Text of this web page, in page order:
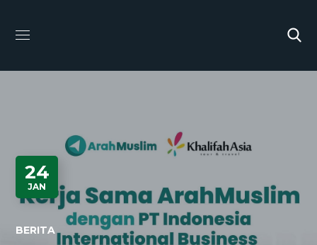
24
JAN
BERITA